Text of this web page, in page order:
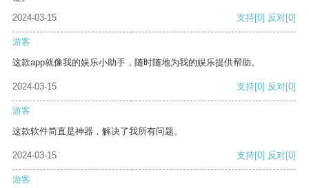
2024-03-15
支持[0] 反对[0]
游客
这款app就像我的娱乐小助手，随时随地为我的娱乐提供帮助。
2024-03-15 支持[0] 反对[0]
游客
这款软件简直是神器，解决了我所有问题。
2024-03-15 支持[0] 反对[0]
游客